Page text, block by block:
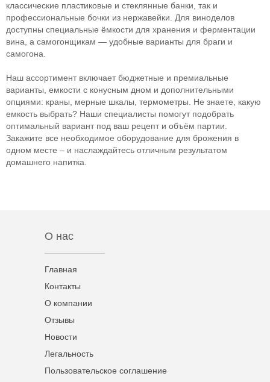
классические пластиковые и стеклянные банки, так и
профессиональные бочки из нержавейки. Для виноделов
доступны специальные ёмкости для хранения и ферментации
вина, а самогонщикам — удобные варианты для браги и
самогона.
Наш ассортимент включает бюджетные и премиальные
варианты, емкости с конусным дном и дополнительными
опциями: краны, мерные шкалы, термометры. Не знаете, какую
емкость выбрать? Наши специалисты помогут подобрать
оптимальный вариант под ваш рецепт и объём партии.
Закажите все необходимое оборудование для брожения в
одном месте – и наслаждайтесь отличным результатом
домашнего напитка.
О нас
Главная
Контакты
О компании
Отзывы
Новости
Легальность
Пользовательское соглашение